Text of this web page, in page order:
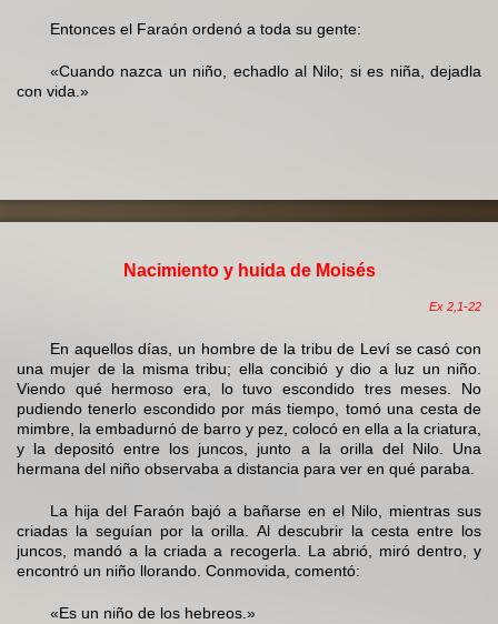
Entonces el Faraón ordenó a toda su gente:
«Cuando nazca un niño, echadlo al Nilo; si es niña, dejadla
con vida.»
Nacimiento y huida de Moisés
Ex 2,1-22
En aquellos días, un hombre de la tribu de Leví se casó con
una mujer de la misma tribu; ella concibió y dio a luz un niño.
Viendo qué hermoso era, lo tuvo escondido tres meses. No
pudiendo tenerlo escondido por más tiempo, tomó una cesta de
mimbre, la embadurnó de barro y pez, colocó en ella a la criatura,
y la depositó entre los juncos, junto a la orilla del Nilo. Una
hermana del niño observaba a distancia para ver en qué paraba.
La hija del Faraón bajó a bañarse en el Nilo, mientras sus
criadas la seguían por la orilla. Al descubrir la cesta entre los
juncos, mandó a la criada a recogerla. La abrió, miró dentro, y
encontró un niño llorando. Conmovida, comentó:
«Es un niño de los hebreos.»